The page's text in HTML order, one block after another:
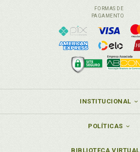
FORMAS DE
PAGAMENTO
INSTITUCIONAL
POLÍTICAS
BIBLIOTECA VIRTUAL